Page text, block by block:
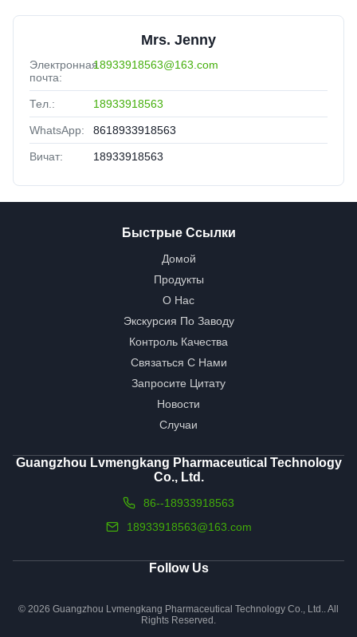
Mrs. Jenny
Электронная
почта:
18933918563@163.com
Тел.: 18933918563
WhatsApp: 8618933918563
Вичат: 18933918563
Быстрые Ссылки
Домой
Продукты
О Нас
Экскурсия По Заводу
Контроль Качества
Связаться С Нами
Запросите Цитату
Новости
Случаи
Guangzhou Lvmengkang Pharmaceutical Technology
Co., Ltd.
86--18933918563
18933918563@163.com
Follow Us
© 2026 Guangzhou Lvmengkang Pharmaceutical Technology Co., Ltd.. All
Rights Reserved.